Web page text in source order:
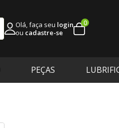
Olá, faça seu login
ou cadastre-se
0
PEÇAS